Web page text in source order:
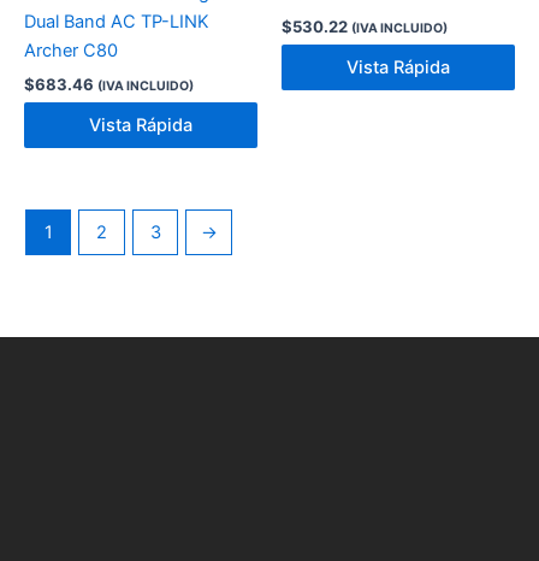
Dual Band AC TP-LINK
Archer C80
$683.46 (IVA INCLUIDO)
Vista Rápida
$530.22 (IVA INCLUIDO)
Vista Rápida
1 2 3 →